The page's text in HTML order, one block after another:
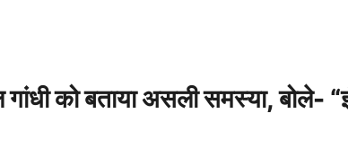
गांधी को बताया असली समस्या, बोले-